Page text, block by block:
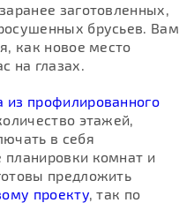
заготовленных,
брусьев. Вам
как новое место
на глазах.
из профилированного
этажей,
в себя
комнат и
предложить
проекту, так по